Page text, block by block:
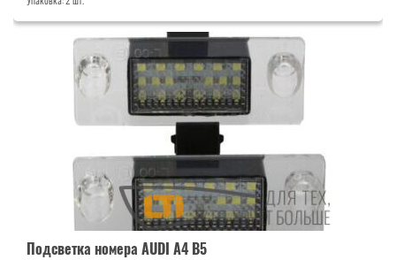
номера
Подсветка номера AUDI A4 B5